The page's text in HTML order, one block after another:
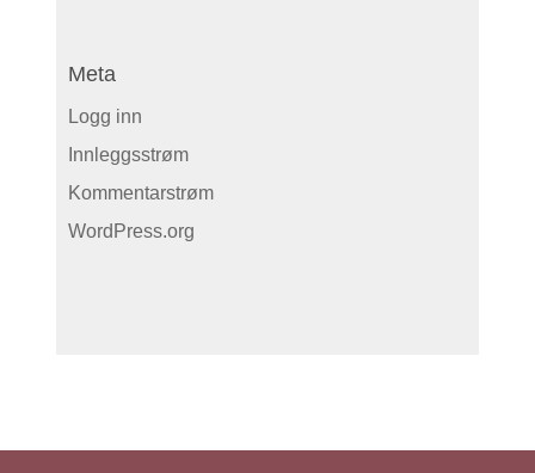
Meta
Logg inn
Innleggsstrøm
Kommentarstrøm
WordPress.org